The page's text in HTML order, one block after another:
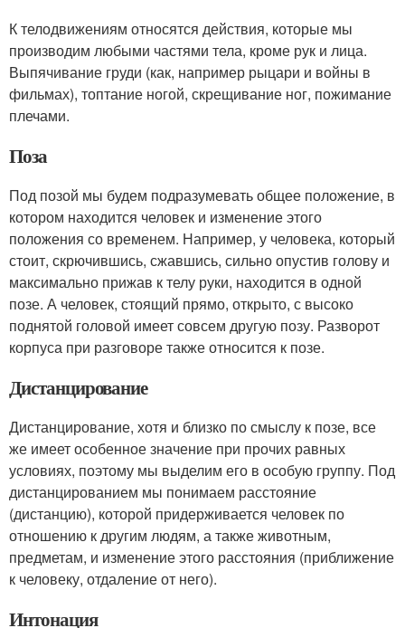
К телодвижениям относятся действия, которые мы
производим любыми частями тела, кроме рук и лица.
Выпячивание груди (как, например рыцари и войны в
фильмах), топтание ногой, скрещивание ног, пожимание
плечами.
Поза
Под позой мы будем подразумевать общее положение, в
котором находится человек и изменение этого
положения со временем. Например, у человека, который
стоит, скрючившись, сжавшись, сильно опустив голову и
максимально прижав к телу руки, находится в одной
позе. А человек, стоящий прямо, открыто, с высоко
поднятой головой имеет совсем другую позу. Разворот
корпуса при разговоре также относится к позе.
Дистанцирование
Дистанцирование, хотя и близко по смыслу к позе, все
же имеет особенное значение при прочих равных
условиях, поэтому мы выделим его в особую группу. Под
дистанцированием мы понимаем расстояние
(дистанцию), которой придерживается человек по
отношению к другим людям, а также животным,
предметам, и изменение этого расстояния (приближение
к человеку, отдаление от него).
Интонация